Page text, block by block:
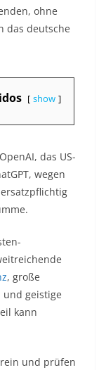
ohne
das deutsche
show
das US-
wegen
, große
und geistige
kann
und prüfen